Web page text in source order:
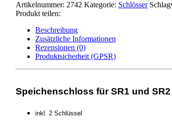
Artikelnummer: 2742 Kategorie: Schlösser
Produkt teilen:
Beschreibung
Zusätzliche Informationen
Rezensionen (0)
Produktsicherheit (GPSR)
Speichenschloss für SR1 und SR2
inkl. 2 Schlüssel